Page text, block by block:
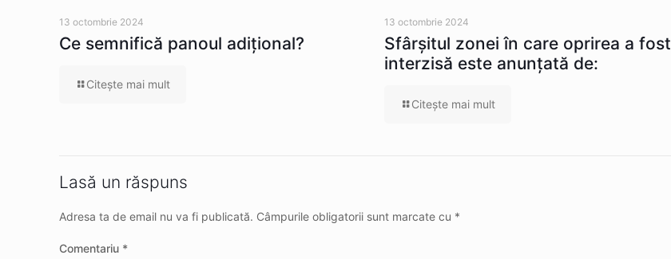
13 octombrie 2024
Ce semnifică panoul adițional?
Citeşte mai mult
13 octombrie 2024
Sfârșitul zonei în care oprirea a fost
interzisă este anunțată de:
Citeşte mai mult
Lasă un răspuns
Adresa ta de email nu va fi publicată. Câmpurile obligatorii sunt marcate cu *
Comentariu *